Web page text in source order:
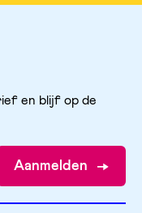
en blijf op de
Aanmelden